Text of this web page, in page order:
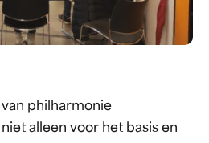
philharmonie
alleen voor het basis en